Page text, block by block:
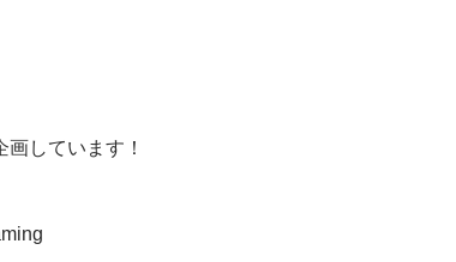
しています！